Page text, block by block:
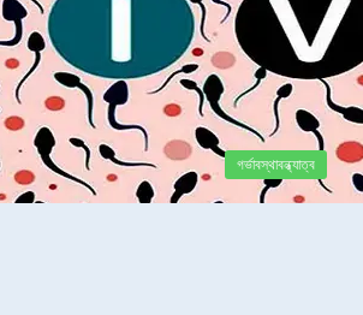
গর্ভাবস্থাবন্ধ্যাত্ব